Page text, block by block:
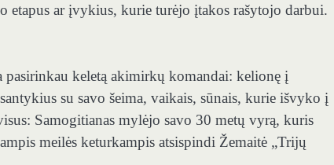
etapus ar įvykius, kurie turėjo įtakos rašytojo darbui.
keletą akimirkų komandai: kelionę į
su savo šeima, vaikais, sūnais, kurie išvyko į
Samogitianas mylėjo savo 30 metų vyrą, kuris
meilės keturkampis atsispindi Žemaitė „Trijų